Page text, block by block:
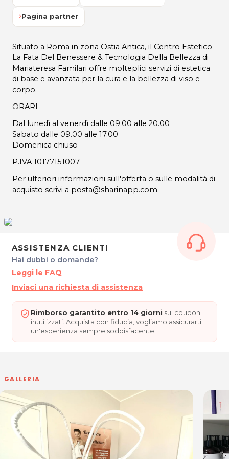
Pagina partner
Situato a Roma in zona Ostia Antica, il Centro Estetico
La Fata Del Benessere & Tecnologia Della Bellezza di
Mariateresa Familari offre molteplici servizi di estetica
di base e avanzata per la cura e la bellezza di viso e
corpo.
ORARI
Dal lunedì al venerdì dalle 09.00 alle 20.00
Sabato dalle 09.00 alle 17.00
Domenica chiuso
P.IVA 10177151007
Per ulteriori informazioni sull'offerta o sulle modalità di
acquisto scrivi a posta@sharinapp.com.
ASSISTENZA CLIENTI
Hai dubbi o domande?
Leggi le FAQ
Inviaci una richiesta di assistenza
Rimborso garantito entro 14 giorni sui coupon
inutilizzati. Acquista con fiducia, vogliamo assicurarti
un'esperienza sempre soddisfacente.
GALLERIA